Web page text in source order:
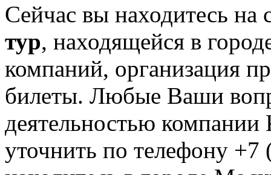
Сейчас вы находитесь на
тур, находящейся в
компаний, организация
билеты. Любые Ваши
деятельностью
уточнить по телефону